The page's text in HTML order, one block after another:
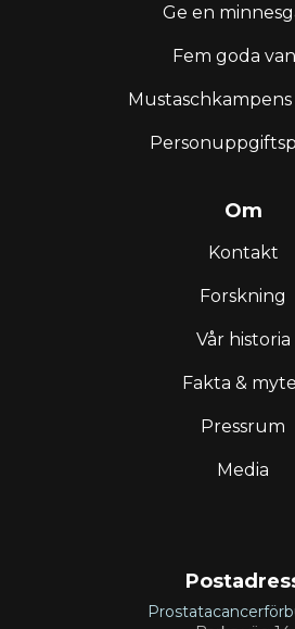
Ge en
Fem goda
Om
Kontakt
Forskning
Vår historia
Fakta &
Pressrum
Media